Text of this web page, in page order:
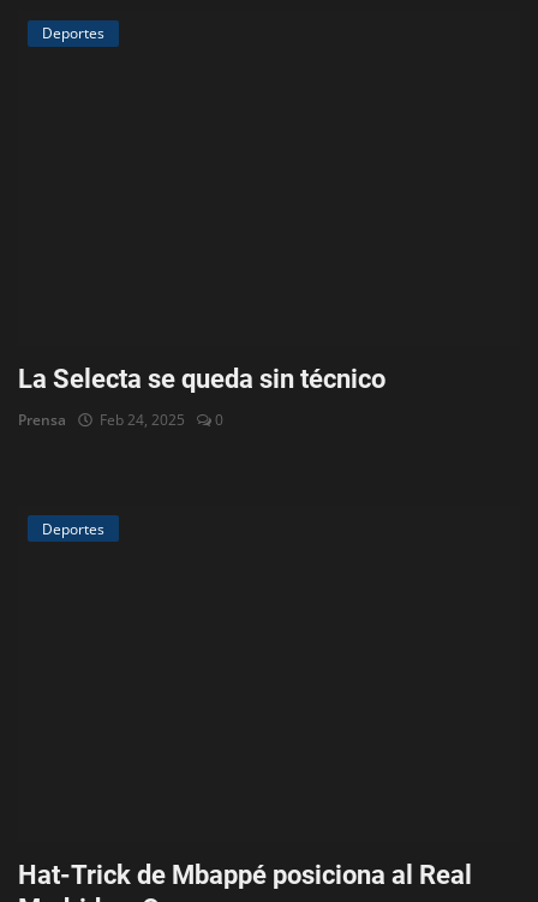
Deportes
La Selecta se queda sin técnico
Prensa Feb 24, 2025 0
Deportes
Hat-Trick de Mbappé posiciona al Real